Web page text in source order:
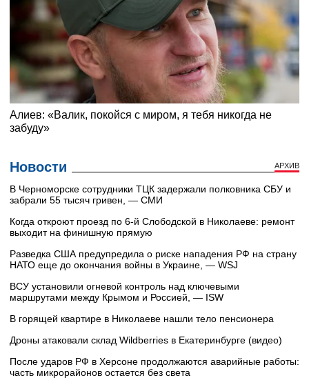
Новости АРХИВ
В Черноморске сотрудники ТЦК задержали полковника СБУ и
забрали 55 тысяч гривен, — СМИ
Когда откроют проезд по 6-й Слободской в Николаеве: ремонт
выходит на финишную прямую
Разведка США предупредила о риске нападения РФ на страну
НАТО еще до окончания войны в Украине, — WSJ
ВСУ установили огневой контроль над ключевыми
маршрутами между Крымом и Россией, — ISW
В горящей квартире в Николаеве нашли тело пенсионера
Дроны атаковали склад Wildberries в Екатеринбурге (видео)
После ударов РФ в Херсоне продолжаются аварийные работы:
часть микрорайонов остается без света